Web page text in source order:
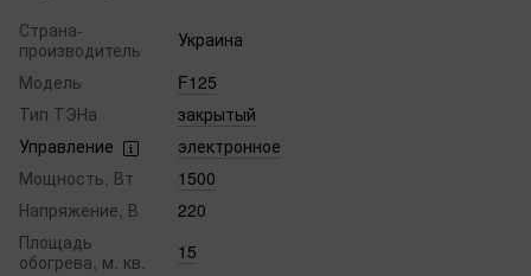
Страна-
производитель
Украина
Модель
F125
Тип ТЭНа
закрытый
Управление
электронное
Мощность, Вт
1500
Напряжение, В
220
Площадь
обогрева, м. кв.
15